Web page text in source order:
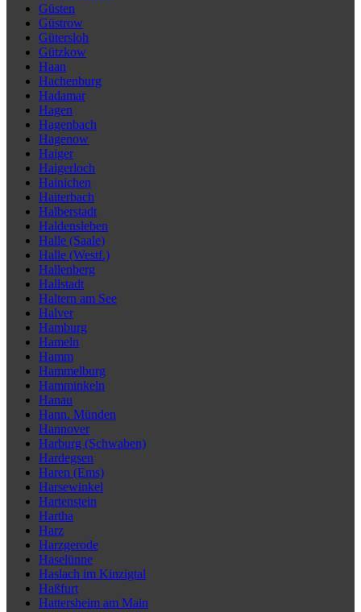
Güsten
Güstrow
Gütersloh
Gützkow
Haan
Hachenburg
Hadamar
Hagen
Hagenbach
Hagenow
Haiger
Haigerloch
Hainichen
Haiterbach
Halberstadt
Haldensleben
Halle (Saale)
Halle (Westf.)
Hallenberg
Hallstadt
Haltern am See
Halver
Hamburg
Hameln
Hamm
Hammelburg
Hamminkeln
Hanau
Hann. Münden
Hannover
Harburg (Schwaben)
Hardegsen
Haren (Ems)
Harsewinkel
Hartenstein
Hartha
Harz
Harzgerode
Haselünne
Haslach im Kinzigtal
Haßfurt
Hattersheim am Main